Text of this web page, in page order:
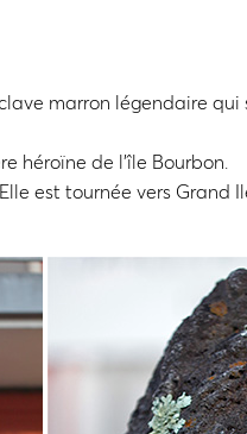
marron légendaire
héroïne de l’île Bourbon.
est tournée vers